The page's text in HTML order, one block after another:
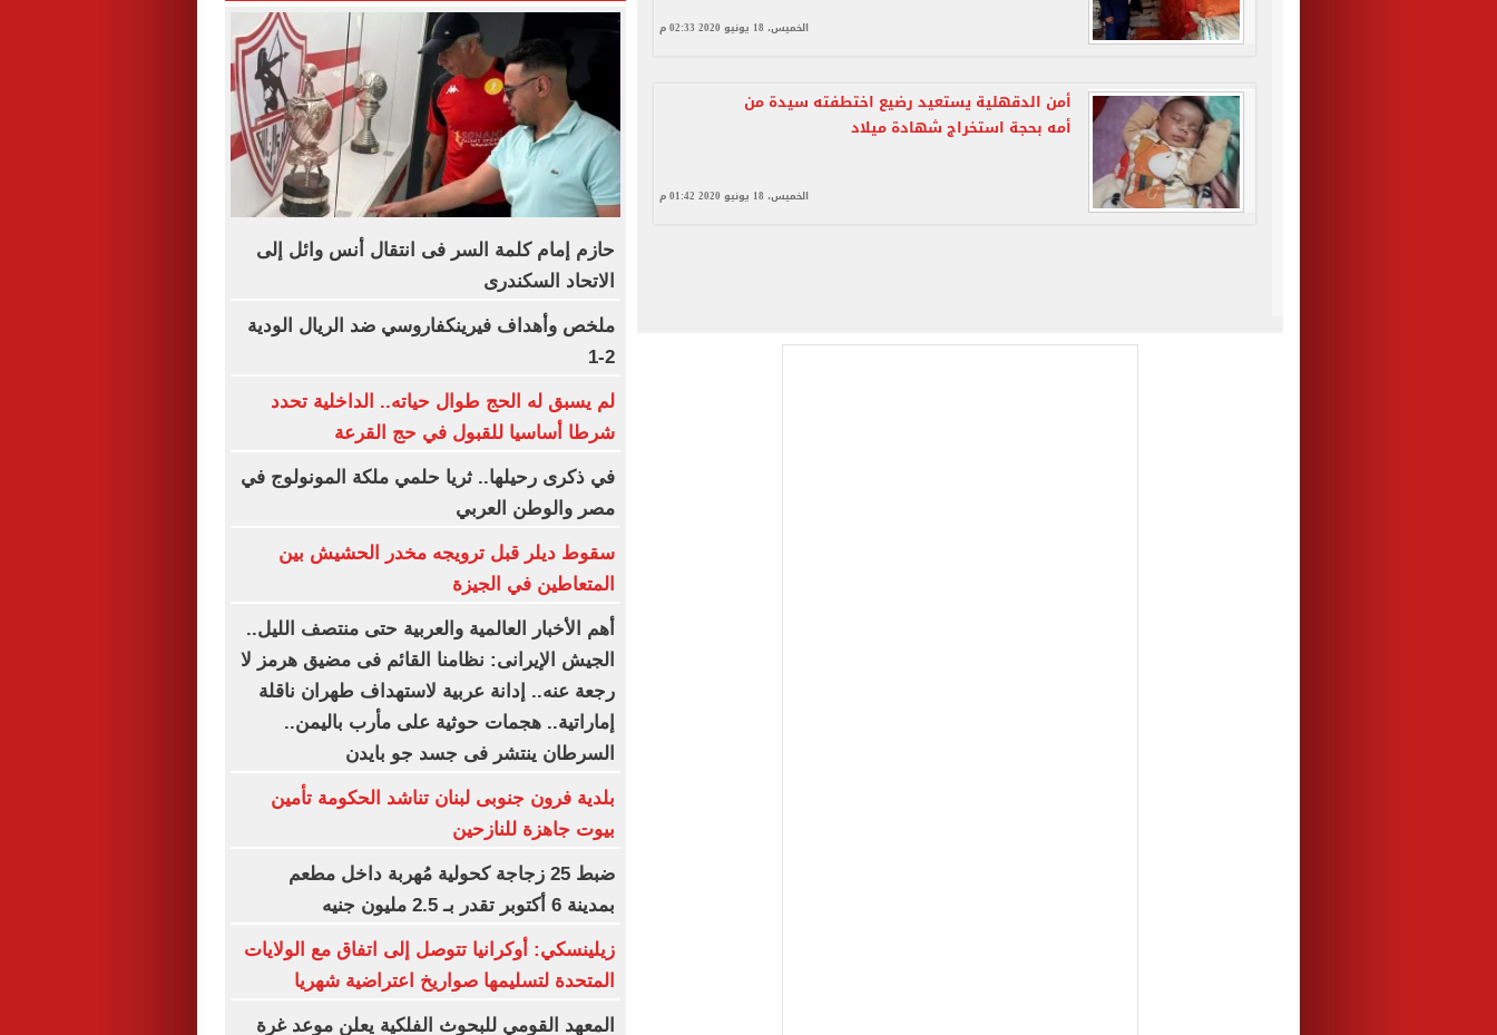
الخميس، 18 يونيو 2020 02:33 م
أمن الدقهلية يستعيد رضيع اختطفته سيدة من
أمه بحجة استخراج شهادة ميلاد
الخميس، 18 يونيو 2020 01:42 م
حازم إمام كلمة السر فى انتقال أنس وائل إلى
الاتحاد السكندرى
ملخص وأهداف فيرينكفاروسي ضد الريال الودية
2-1
لم يسبق له الحج طوال حياته.. الداخلية تحدد
شرطا أساسيا للقبول في حج القرعة
في ذكرى رحيلها.. ثريا حلمي ملكة المونولوج في
مصر والوطن العربي
سقوط ديلر قبل ترويجه مخدر الحشيش بين
المتعاطين في الجيزة
أهم الأخبار العالمية والعربية حتى منتصف الليل..
الجيش الإيرانى: نظامنا القائم فى مضيق هرمز لا
رجعة عنه.. إدانة عربية لاستهداف طهران ناقلة
إماراتية.. هجمات حوثية على مأرب باليمن..
السرطان ينتشر فى جسد جو بايدن
بلدية فرون جنوبى لبنان تناشد الحكومة تأمين
بيوت جاهزة للنازحين
ضبط 25 زجاجة كحولية مُهربة داخل مطعم
بمدينة 6 أكتوبر تقدر بـ 2.5 مليون جنيه
زيلينسكي: أوكرانيا تتوصل إلى اتفاق مع الولايات
المتحدة لتسليمها صواريخ اعتراضية شهريا
المعهد القومي للبحوث الفلكية يعلن موعد غرة